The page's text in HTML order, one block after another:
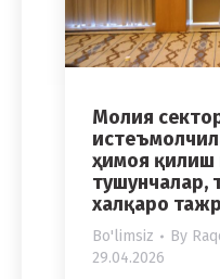
Молия
ҳимоя қилиш
тушунчалар,
халқаро
Bo'limsiz By
29.04.2026